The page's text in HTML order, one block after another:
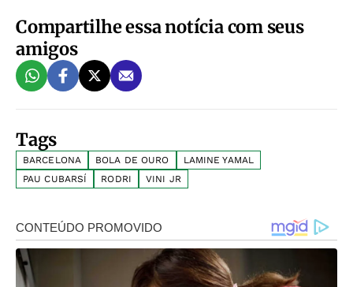
Compartilhe essa notícia com seus
amigos
Tags
BARCELONA BOLA DE OURO
LAMINE YAMAL
PAU CUBARSÍ
RODRI VINI JR